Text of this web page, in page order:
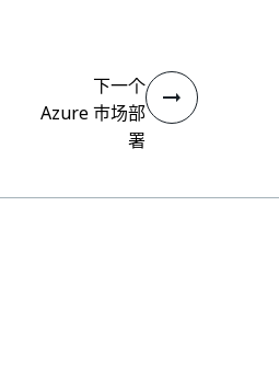
下一个
Azure 市场部
署